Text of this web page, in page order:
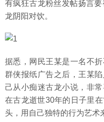
有疯狂古龙粉丝发帖扬言
龙阴阳对饮。
据悉，网民王某是一名不
群侠报纸广告之后，王某
己从小痴迷古龙小说，非
在古龙逝世30年的日子里
头，用自己独特的行为艺术